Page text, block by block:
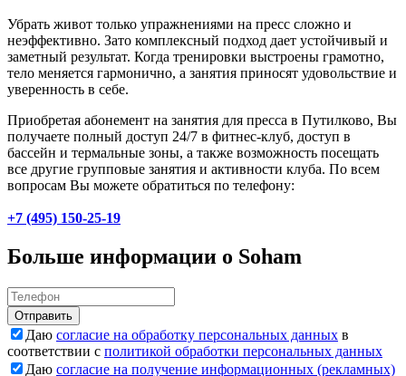
Убрать живот только упражнениями на пресс сложно и
неэффективно. Зато комплексный подход дает устойчивый и
заметный результат. Когда тренировки выстроены грамотно,
тело меняется гармонично, а занятия приносят удовольствие и
уверенность в себе.
Приобретая абонемент на занятия для пресса в Путилково, Вы
получаете полный доступ 24/7 в фитнес-клуб, доступ в
бассейн и термальные зоны, а также возможность посещать
все другие групповые занятия и активности клуба. По всем
вопросам Вы можете обратиться по телефону:
+7 (495) 150-25-19
Больше информации о Soham
Отправить
Даю согласие на обработку персональных данных в
соответствии с политикой обработки персональных данных
Даю согласие на получение информационных (рекламных)